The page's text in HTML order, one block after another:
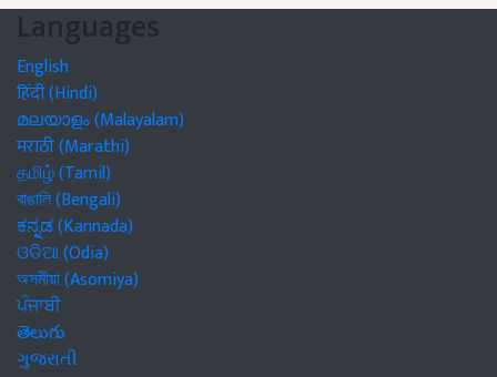
Languages
English
हिंदी (Hindi)
മലയാളം (Malayalam)
मराठी (Marathi)
தமிழ் (Tamil)
বাঙালি (Bengali)
ಕನ್ನಡ (Kannada)
ଓଡିଆ (Odia)
অসমীয়া (Asomiya)
ਪੰਜਾਬੀ
తెలుగు
ગુજરાતી